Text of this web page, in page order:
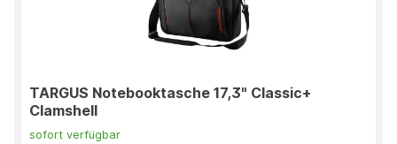
TARGUS Notebooktasche 17,3" Classic+
Clamshell
sofort verfügbar